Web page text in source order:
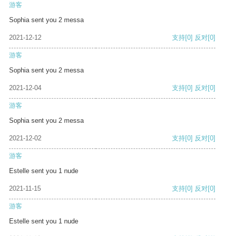
游客
Sophia sent you 2 messa
2021-12-12 支持[0] 反对[0]
游客
Sophia sent you 2 messa
2021-12-04 支持[0] 反对[0]
游客
Sophia sent you 2 messa
2021-12-02 支持[0] 反对[0]
游客
Estelle sent you 1 nude
2021-11-15 支持[0] 反对[0]
游客
Estelle sent you 1 nude